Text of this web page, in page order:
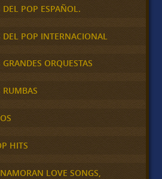
DEL POP ESPAÑOL.
DEL POP INTERNACIONAL
ORQUESTAS
RUMBAS
HITS
LOVE SONGS,